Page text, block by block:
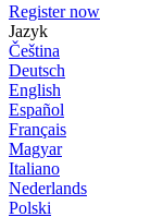
Register now
Jazyk
Čeština
Deutsch
English
Español
Français
Magyar
Italiano
Nederlands
Polski